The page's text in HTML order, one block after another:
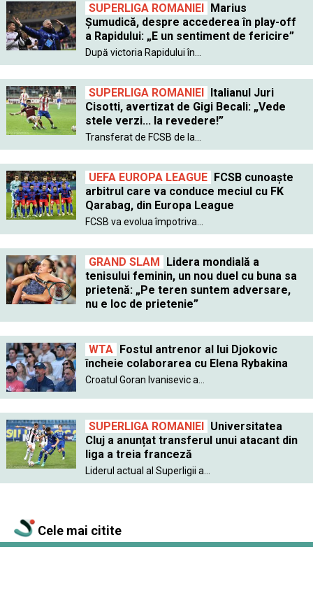
SUPERLIGA ROMANIEI Marius
Șumudică, despre accederea în play-off
a Rapidului: „E un sentiment de fericire”
După victoria Rapidului în...
SUPERLIGA ROMANIEI Italianul Juri
Cisotti, avertizat de Gigi Becali: „Vede
stele verzi... la revedere!”
Transferat de FCSB de la...
UEFA EUROPA LEAGUE FCSB cunoaște
arbitrul care va conduce meciul cu FK
Qarabag, din Europa League
FCSB va evolua împotriva...
GRAND SLAM Lidera mondială a
tenisului feminin, un nou duel cu buna sa
prietenă: „Pe teren suntem adversare,
nu e loc de prietenie”
WTA Fostul antrenor al lui Djokovic
încheie colaborarea cu Elena Rybakina
Croatul Goran Ivanisevic a...
SUPERLIGA ROMANIEI Universitatea
Cluj a anunțat transferul unui atacant din
liga a treia franceză
Liderul actual al Superligii a...
Cele mai citite